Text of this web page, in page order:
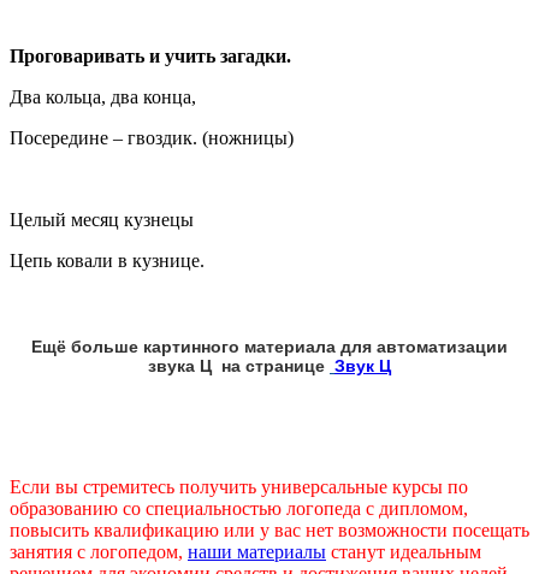
Проговаривать и учить загадки.
Два кольца, два конца,
Посередине – гвоздик. (ножницы)
Целый месяц кузнецы
Цепь ковали в кузнице.
Ещё больше картинного материала для автоматизации
звука Ц на странице Звук Ц
Если вы стремитесь получить универсальные курсы по
образованию со специальностью логопеда с дипломом,
повысить квалификацию или у вас нет возможности посещать
занятия с логопедом, наши материалы станут идеальным